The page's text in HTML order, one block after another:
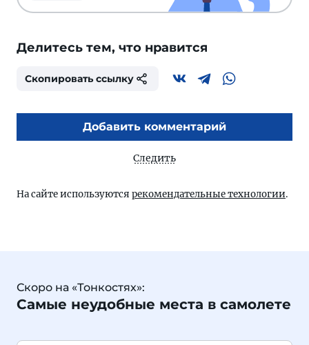
Делитесь тем, что нравится
Скопировать ссылку
Добавить комментарий
Следить
На сайте используются рекомендательные технологии.
Скоро на «Тонкостях»:
Самые неудобные места в самолете